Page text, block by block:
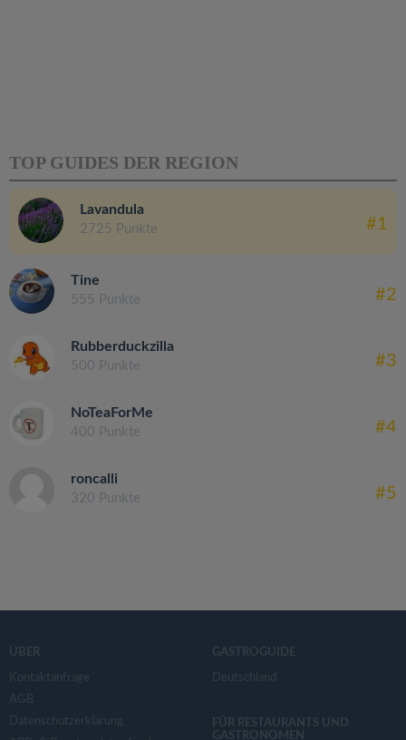
TOP GUIDES DER REGION
Lavandula
2725 Punkte #1
Tine
555 Punkte #2
Rubberduckzilla
500 Punkte #3
NoTeaForMe
400 Punkte #4
roncalli
320 Punkte #5
ÜBER
Kontaktanfrage
AGB
Datenschutzerklärung
GASTROGUIDE
Deutschland
FÜR RESTAURANTS UND
GASTRONOMEN